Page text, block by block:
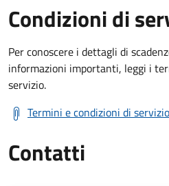
Condizioni di
Per conoscere i dettagli di
informazioni importanti, leggi i
servizio.
Termini e condizioni di servizio
Contatti